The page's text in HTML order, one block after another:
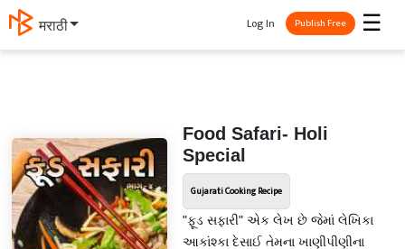
मराठी ☰
Log In Publish Free
Food Safari- Holi
Special
Gujarati Cooking Recipe
"ફૂડ સફારી" એક લેખ છે જેમાં લેખિકા
આકાંશ્કા દેસાઈ તેમના ખાણીપીણીના